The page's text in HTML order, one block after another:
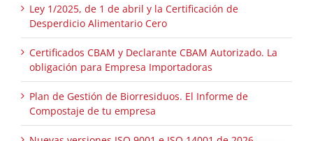
Ley 1/2025, de 1 de abril y la Certificación de
Desperdicio Alimentario Cero
Certificados CBAM y Declarante CBAM Autorizado. La
obligación para Empresa Importadoras
Plan de Gestión de Biorresiduos. El Informe de
Compostaje de tu empresa